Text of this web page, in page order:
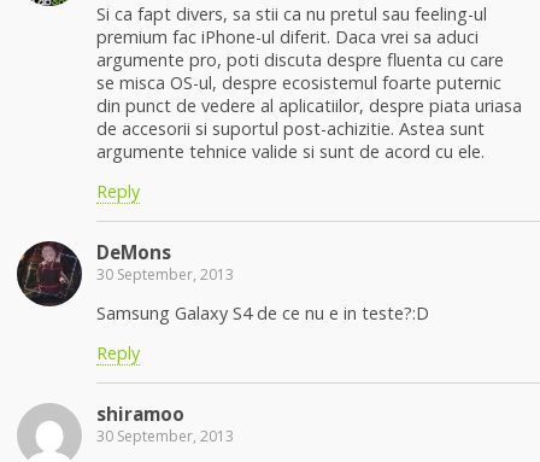
Si ca fapt divers, sa stii ca nu pretul sau feeling-ul
premium fac iPhone-ul diferit. Daca vrei sa aduci
argumente pro, poti discuta despre fluenta cu care
se misca OS-ul, despre ecosistemul foarte puternic
din punct de vedere al aplicatiilor, despre piata uriasa
de accesorii si suportul post-achizitie. Astea sunt
argumente tehnice valide si sunt de acord cu ele.
Reply
DeMons
30 September, 2013
Samsung Galaxy S4 de ce nu e in teste?:D
Reply
shiramoo
30 September, 2013